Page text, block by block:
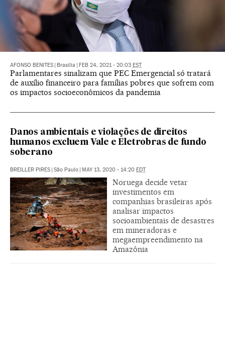
AFONSO BENITES Brasília FEB 24, 2021 - 20:03 EST
Parlamentares sinalizam que PEC Emergencial só tratará
de auxílio financeiro para famílias pobres que sofrem com
os impactos socioeconômicos da pandemia
Danos ambientais e violações de direitos
humanos excluem Vale e Eletrobras de fundo
soberano
BREILLER PIRES São Paulo MAY 13, 2020 - 14:20 EDT
Noruega decide vetar
investimentos em
companhias brasileiras após
analisar impactos
socioambientais de desastres
em mineradoras e
megaempreendimento na
Amazônia